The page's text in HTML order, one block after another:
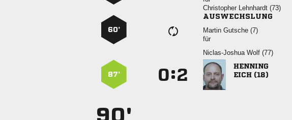
  
60’
AUSWECHSLUNG
  
für
  
87’ :

 
90'